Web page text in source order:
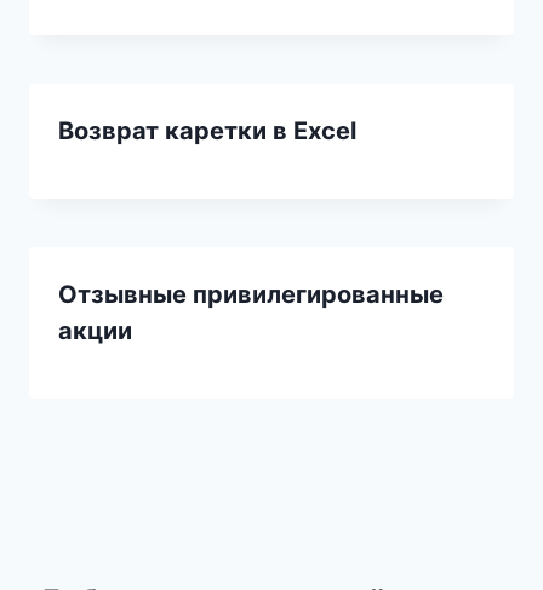
Возврат каретки в Excel
Отзывные привилегированные
акции